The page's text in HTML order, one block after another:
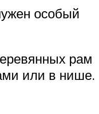
особый
рам
или в нише.